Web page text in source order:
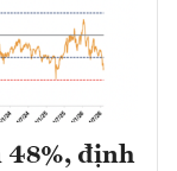
48%, định